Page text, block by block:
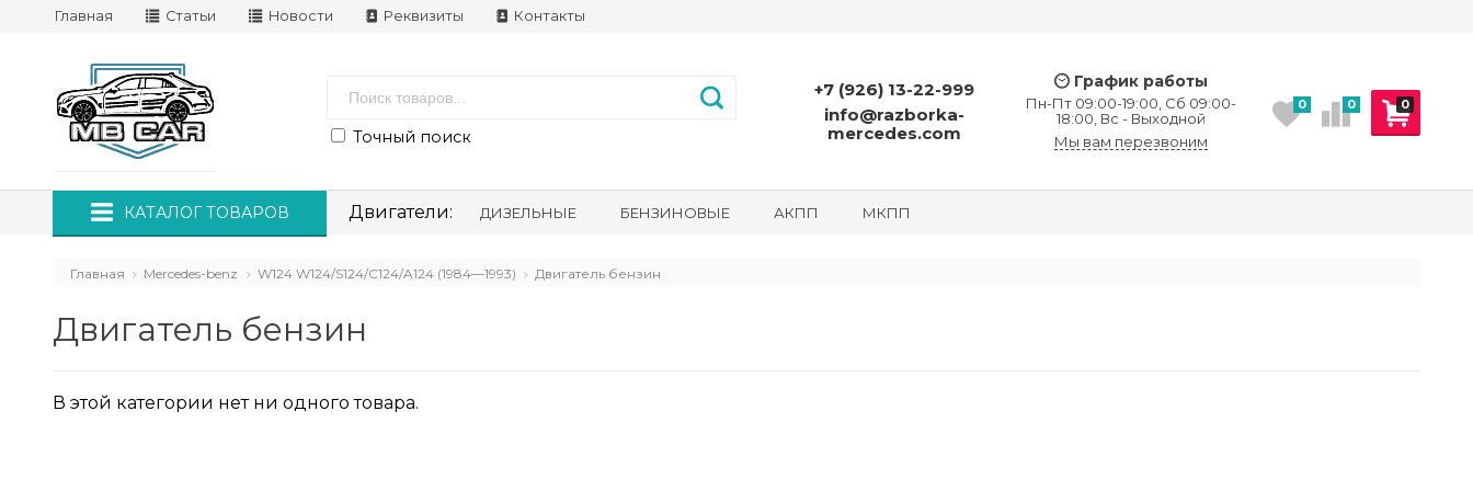
Главная Статьи Новости Реквизиты Контакты
Точный поиск
+7 (926) 13-22-999
info@razborka-
mercedes.com
График работы
Пн-Пт 09:00-19:00, Сб 09:00-
18:00, Вс - Выходной
Мы вам перезвоним
0
0 0
КАТАЛОГ ТОВАРОВ Двигатели: ДИЗЕЛЬНЫЕ БЕНЗИНОВЫЕ АКПП МКПП
Главная Mercedes-benz W124 W124/S124/C124/A124 (1984—1993) Двигатель бензин
Двигатель бензин
В этой категории нет ни одного товара.